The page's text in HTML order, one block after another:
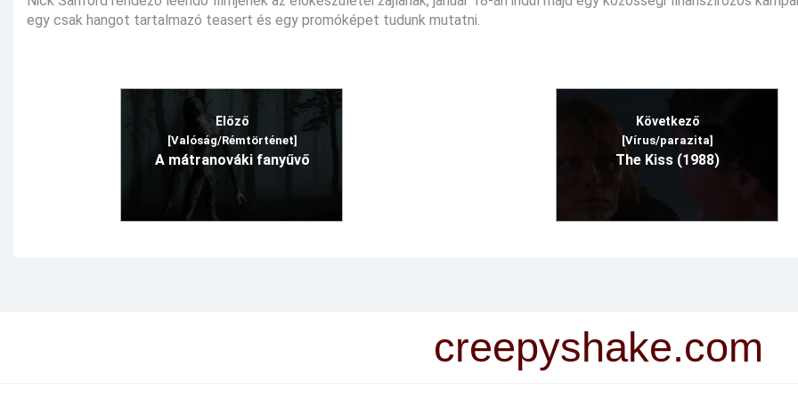
egy csak hangot tartalmazó teasert és egy promóképet tudunk mutatni.
Előző
[Valóság/Rémtörténet]
A mátranováki fanyűvő
Következő
[Vírus/parazita]
The Kiss (1988)
creepyshake.com